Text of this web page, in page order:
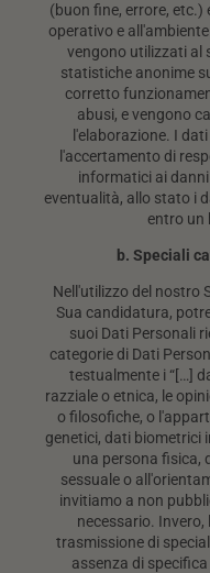
(buon fine, errore,
operativo e
vengono utilizzati al
statistiche anonime
corretto
abusi, e vengono
l'elaborazione. I
l'accertamento di
informatici ai
eventualità, allo stato i
entro un
b. Speciali
Nell'utilizzo del nostro
Sua candidatura,
suoi Dati Personali
categorie di Dati
testualmente i “[…]
razziale o etnica, le
o filosofiche, o
genetici, dati biometrici
una persona fisica,
sessuale o
invitiamo a non
necessario.
trasmissione di
assenza di